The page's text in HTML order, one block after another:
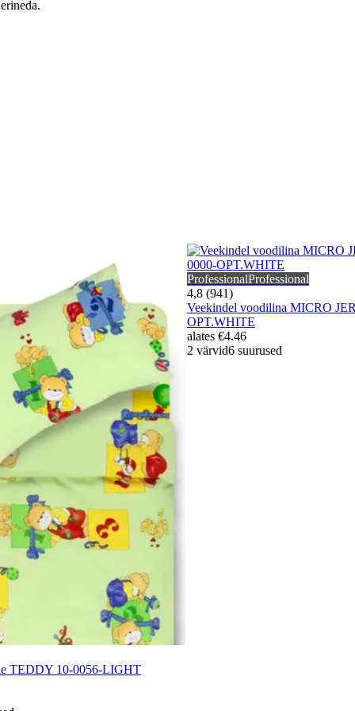
TEDDY 10-0056-LIGHT
ProfessionalProfessional
4,8 (941)
Veekindel voodilina MICRO
OPT.WHITE
alates €4.46
2 värvid6 suurused